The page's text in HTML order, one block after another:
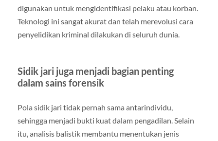
digunakan untuk mengidentifikasi pelaku atau korban.
Teknologi ini sangat akurat dan telah merevolusi cara
penyelidikan kriminal dilakukan di seluruh dunia.
Sidik jari juga menjadi bagian penting
dalam sains forensik
Pola sidik jari tidak pernah sama antarindividu,
sehingga menjadi bukti kuat dalam pengadilan. Selain
itu, analisis balistik membantu menentukan jenis